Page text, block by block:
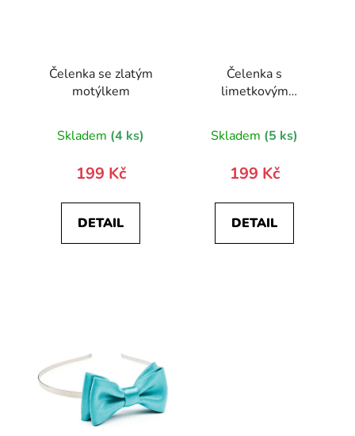
Čelenka se zlatým
motýlkem
Skladem (4 ks)
199 Kč
DETAIL
Čelenka s
limetkovým
Skladem (5 ks)
199 Kč
DETAIL